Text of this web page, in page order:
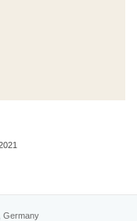
Germany